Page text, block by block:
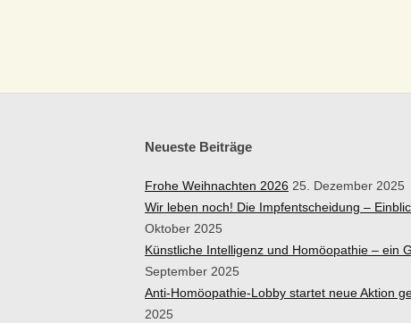
Neueste Beiträge
Frohe Weihnachten 2026 25. Dezember 2025
Wir leben noch! Die Impfentscheidung –
Oktober 2025
Künstliche Intelligenz und Homöopathie – ein
September 2025
Anti-Homöopathie-Lobby startet neue Aktion
2025